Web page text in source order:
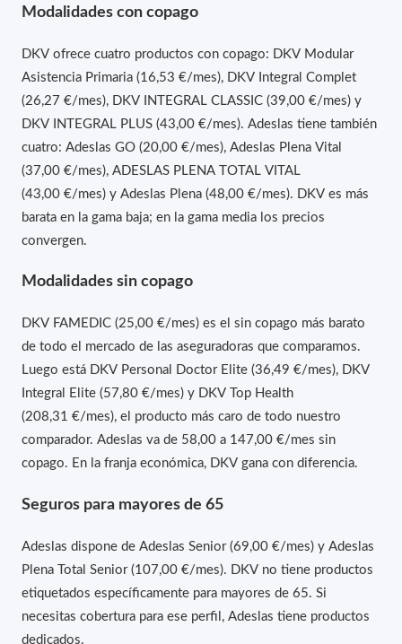
Modalidades con copago
DKV ofrece cuatro productos con copago: DKV Modular
Asistencia Primaria (16,53 €/mes), DKV Integral Complet
(26,27 €/mes), DKV INTEGRAL CLASSIC (39,00 €/mes) y
DKV INTEGRAL PLUS (43,00 €/mes). Adeslas tiene también
cuatro: Adeslas GO (20,00 €/mes), Adeslas Plena Vital
(37,00 €/mes), ADESLAS PLENA TOTAL VITAL
(43,00 €/mes) y Adeslas Plena (48,00 €/mes). DKV es más
barata en la gama baja; en la gama media los precios
convergen.
Modalidades sin copago
DKV FAMEDIC (25,00 €/mes) es el sin copago más barato
de todo el mercado de las aseguradoras que comparamos.
Luego está DKV Personal Doctor Elite (36,49 €/mes), DKV
Integral Elite (57,80 €/mes) y DKV Top Health
(208,31 €/mes), el producto más caro de todo nuestro
comparador. Adeslas va de 58,00 a 147,00 €/mes sin
copago. En la franja económica, DKV gana con diferencia.
Seguros para mayores de 65
Adeslas dispone de Adeslas Senior (69,00 €/mes) y Adeslas
Plena Total Senior (107,00 €/mes). DKV no tiene productos
etiquetados específicamente para mayores de 65. Si
necesitas cobertura para ese perfil, Adeslas tiene productos
dedicados.